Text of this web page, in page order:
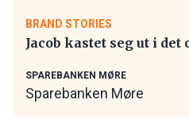
BRAND STORIES
Jacob kastet seg ut i
SPAREBANKEN MØRE
Sparebanken Møre